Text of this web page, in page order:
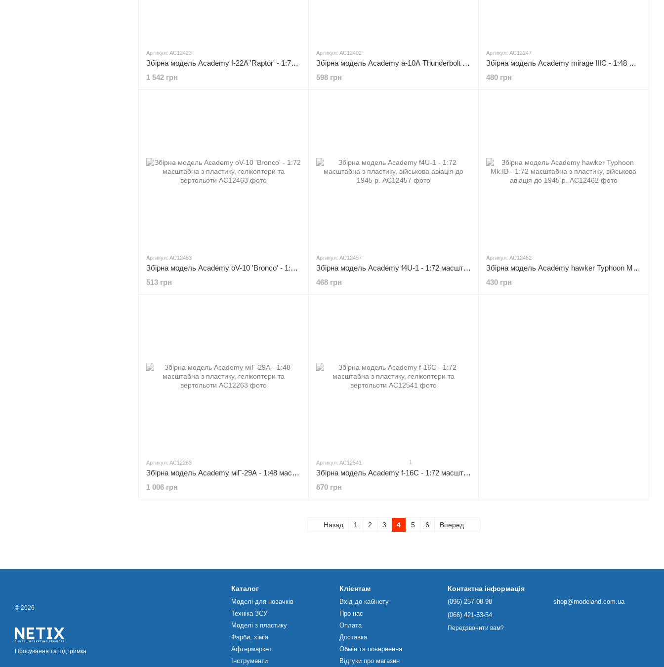
Артикул: AC12423
Збірна модель Academy f-22A 'Raptor' - 1:72 масштабна з пластику, гелікоптери та вертольоти
1 542 грн
Артикул: AC12402
Збірна модель Academy a-10А Thunderbolt - 1:72 масштабна з пластику, гелікоптери та вертольоти
598 грн
Артикул: AC12247
Збірна модель Academy mirage IIIC - 1:48 масштабна з пластику, гелікоптери та вертольоти
480 грн
Артикул: AC12463
Збірна модель Academy oV-10 'Bronco' - 1:72 масштабна з пластику, гелікоптери та вертольоти
513 грн
Артикул: AC12457
Збірна модель Academy f4U-1 - 1:72 масштабна з пластику, військова авіація до 1945 р.
468 грн
Артикул: AC12462
Збірна модель Academy hawker Typhoon Mk.IB - 1:72 масштабна з пластику, військова авіація до 1945 р.
430 грн
Артикул: AC12263
Збірна модель Academy міГ-29А - 1:48 масштабна з пластику, гелікоптери та вертольоти
1 006 грн
Артикул: AC12541 1
Збірна модель Academy f-16C - 1:72 масштабна з пластику, гелікоптери та вертольоти
670 грн
Назад 1 2 3 4 5 6 Вперед
© 2026
Просування та підтримка
Каталог
Моделі для новачків
Техніка ЗСУ
Моделі з пластику
Фарби, хімія
Афтермаркет
Інструменти
Клієнтам
Вхід до кабінету
Про нас
Оплата
Доставка
Обмін та повернення
Відгуки про магазин
Контактна інформація
(096) 257-08-98
(066) 421-53-54
Передзвонити вам?
shop@modeland.com.ua